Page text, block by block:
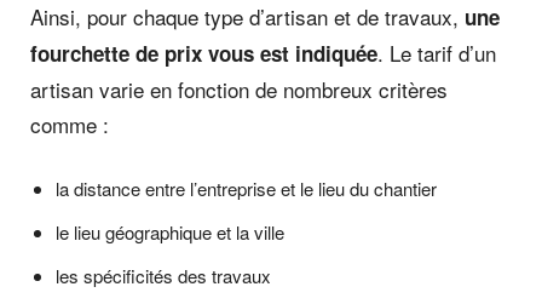
Ainsi, pour chaque type d’artisan et de travaux, une
fourchette de prix vous est indiquée. Le tarif d’un
artisan varie en fonction de nombreux critères
comme :
la distance entre l’entreprise et le lieu du chantier
le lieu géographique et la ville
les spécificités des travaux